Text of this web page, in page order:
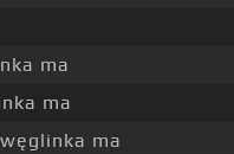
ma
ma
ma